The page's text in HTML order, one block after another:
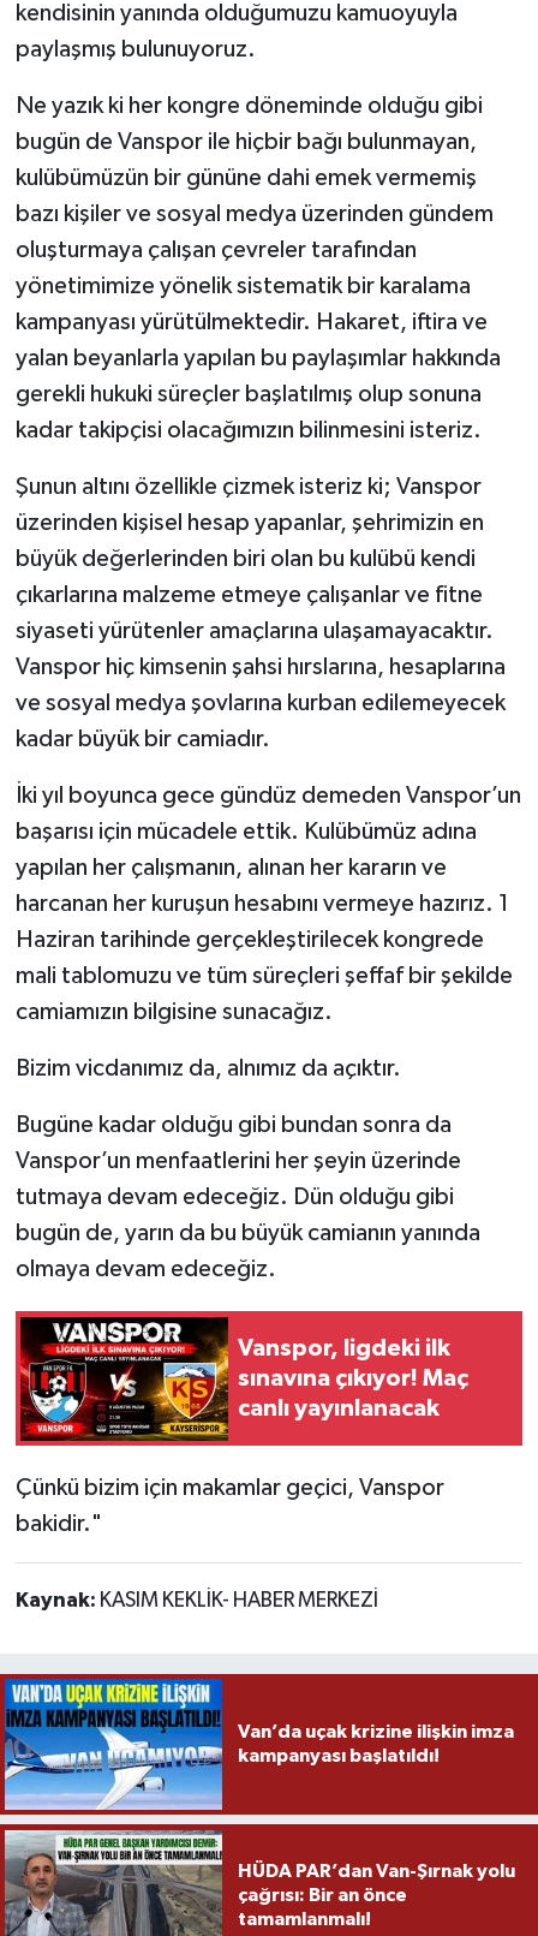
kendisinin yanında olduğumuzu kamuoyuyla
paylaşmış bulunuyoruz.
Ne yazık ki her kongre döneminde olduğu gibi
bugün de Vanspor ile hiçbir bağı bulunmayan,
kulübümüzün bir gününe dahi emek vermemiş
bazı kişiler ve sosyal medya üzerinden gündem
oluşturmaya çalışan çevreler tarafından
yönetimimize yönelik sistematik bir karalama
kampanyası yürütülmektedir. Hakaret, iftira ve
yalan beyanlarla yapılan bu paylaşımlar hakkında
gerekli hukuki süreçler başlatılmış olup sonuna
kadar takipçisi olacağımızın bilinmesini isteriz.
Şunun altını özellikle çizmek isteriz ki; Vanspor
üzerinden kişisel hesap yapanlar, şehrimizin en
büyük değerlerinden biri olan bu kulübü kendi
çıkarlarına malzeme etmeye çalışanlar ve fitne
siyaseti yürütenler amaçlarına ulaşamayacaktır.
Vanspor hiç kimsenin şahsi hırslarına, hesaplarına
ve sosyal medya şovlarına kurban edilemeyecek
kadar büyük bir camiadır.
İki yıl boyunca gece gündüz demeden Vanspor’un
başarısı için mücadele ettik. Kulübümüz adına
yapılan her çalışmanın, alınan her kararın ve
harcanan her kuruşun hesabını vermeye hazırız. 1
Haziran tarihinde gerçekleştirilecek kongrede
mali tablomuzu ve tüm süreçleri şeffaf bir şekilde
camiamızın bilgisine sunacağız.
Bizim vicdanımız da, alnımız da açıktır.
Bugüne kadar olduğu gibi bundan sonra da
Vanspor’un menfaatlerini her şeyin üzerinde
tutmaya devam edeceğiz. Dün olduğu gibi
bugün de, yarın da bu büyük camianın yanında
olmaya devam edeceğiz.
Vanspor, ligdeki ilk
sınavına çıkıyor! Maç
canlı yayınlanacak
Çünkü bizim için makamlar geçici, Vanspor
bakidir."
Kaynak: KASIM KEKLİK- HABER MERKEZİ
Van’da uçak krizine ilişkin imza
kampanyası başlatıldı!
HÜDA PAR’dan Van-Şırnak yolu
çağrısı: Bir an önce
tamamlanmalı!